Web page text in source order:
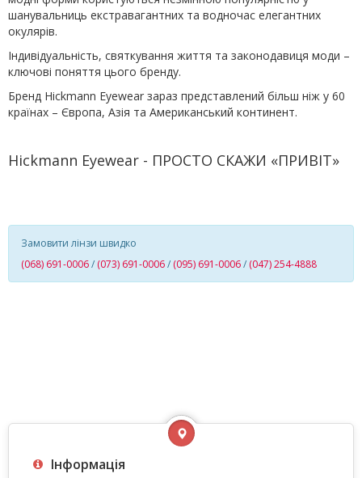
шанувальниць екстравагантних та водночас елегантних
окулярів.
Індивідуальність, святкування життя та законодавиця моди –
ключові поняття цього бренду.
Бренд Hickmann Eyewear зараз представлений більш ніж у 60
країнах – Європа, Азія та Американський континент.
Hickmann Eyewear - ПРОСТО СКАЖИ «ПРИВІТ»
Замовити лінзи швидко
(068) 691-0006/ (073) 691-0006/ (095) 691-0006/ (047) 254-4888
Інформація